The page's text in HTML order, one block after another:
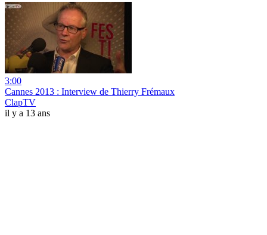
3:00
Cannes 2013 : Interview de Thierry Frémaux
ClapTV
il y a 13 ans